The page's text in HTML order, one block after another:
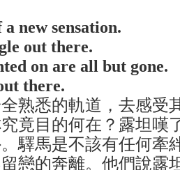
new sensation.
out there.
on are all but gone.
there.
熟悉的軌道，去感受
竟目的何在？露坦嘆
驛馬是不該有任何牽
戀的奔離。他們說露